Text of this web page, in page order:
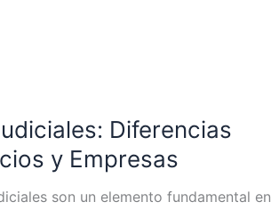
Diferencias
y Empresas
son un elemento fundamental en